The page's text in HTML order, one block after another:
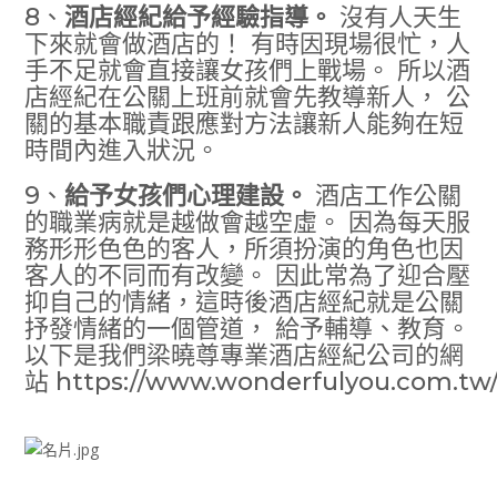
8、 酒店經紀給予經驗指導。 沒有人天生
下來就會做酒店的！ 有時因現場很忙，人
手不足就會直接讓女孩們上戰場。 所以酒
店經紀在公關上班前就會先教導新人， 公
關的基本職責跟應對方法讓新人能夠在短
時間內進入狀況。
9、 給予女孩們心理建設。 酒店工作公關
的職業病就是越做會越空虛。 因為每天服
務形形色色的客人，所須扮演的角色也因
客人的不同而有改變。 因此常為了迎合壓
抑自己的情緒，這時後酒店經紀就是公關
抒發情緒的一個管道， 給予輔導、教育。
以下是我們梁曉尊專業酒店經紀公司的網
站 https://